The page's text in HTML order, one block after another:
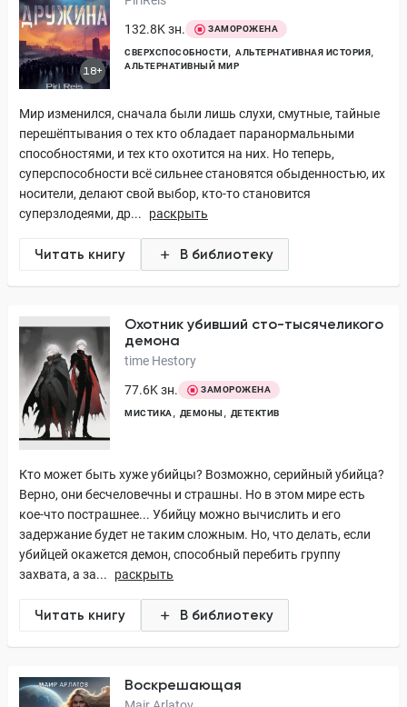
18+
132.8K зн.
ЗАМОРОЖЕНА
СВЕРХСПОСОБНОСТИ
АЛЬТЕРНАТИВНАЯ ИСТОРИЯ
АЛЬТЕРНАТИВНЫЙ МИР
Мир изменился, сначала были лишь слухи, смутные, тайные
перешёптывания о тех кто обладает паранормальными
способностями, и тех кто охотится на них. Но теперь,
суперспособности всё сильнее становятся обыденностью, их
носители, делают свой выбор, кто-то становится
суперзлодеями, др...
раскрыть
Читать книгу В библиотеку
Охотник убивший сто-тысячеликого
демона
time Hestory
77.6K зн.
ЗАМОРОЖЕНА
МИСТИКА ДЕМОНЫ ДЕТЕКТИВ
Кто может быть хуже убийцы? Возможно, серийный убийца?
Верно, они бесчеловечны и страшны. Но в этом мире есть
кое-что пострашнее... Убийцу можно вычислить и его
задержание будет не таким сложным. Но, что делать, если
убийцей окажется демон, способный перебить группу
захвата, а за...
раскрыть
Читать книгу В библиотеку
Воскрешающая